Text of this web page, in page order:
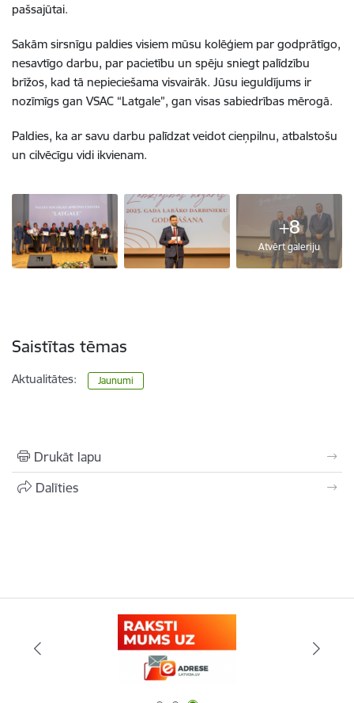
pašsajūtai.
Sakām sirsnīgu paldies visiem mūsu kolēģiem par godprātīgo,
nesavtīgo darbu, par pacietību un spēju sniegt palīdzību
brīžos, kad tā nepieciešama visvairāk. Jūsu ieguldījums ir
nozīmīgs gan VSAC “Latgale”, gan visas sabiedrības mērogā.
Paldies, ka ar savu darbu palīdzat veidot cieņpilnu, atbalstošu
un cilvēcīgu vidi ikvienam.
+8
Atvērt galeriju
Saistītas tēmas
Aktualitātes: Jaunumi
Drukāt lapu
Dalīties